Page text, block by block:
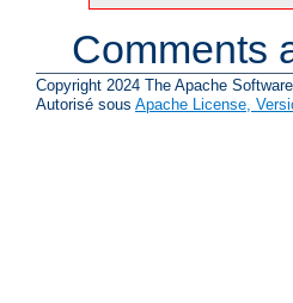
Comments
Copyright 2024 The Apache
Autorisé sous Apache License,